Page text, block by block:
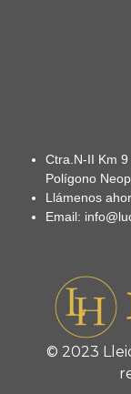
Ctra.N-II Km
Polígono
Llámenos
Email:
© 2023